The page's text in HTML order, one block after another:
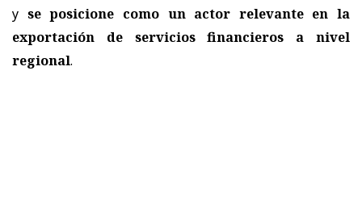
y se posicione como un actor relevante en la
exportación de servicios financieros a nivel
regional.